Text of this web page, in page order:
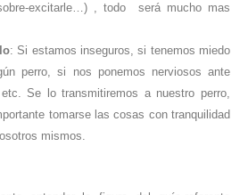
excitarle…) , todo será mucho mas
: Si estamos inseguros, si tenemos miedo
perro, si nos ponemos nerviosos ante
Se lo transmitiremos a nuestro perro,
tomarse las cosas con tranquilidad
mismos.